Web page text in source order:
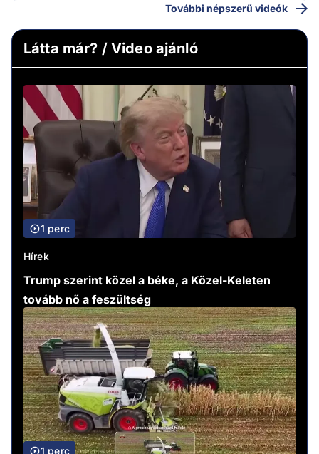
További népszerű videók
Látta már? / Video ajánló
1 perc
Hírek
Trump szerint közel a béke, a Közel-Keleten
tovább nő a feszültség
1 perc